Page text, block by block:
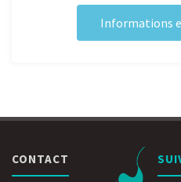
Informations
CONTACT